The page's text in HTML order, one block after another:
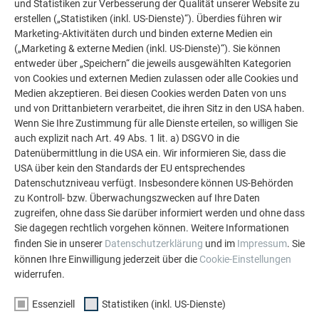
LASSEN SIE SICH INSPIRIEREN
WEITERE OBJEKTE
Die PREFA Referenzgalerie zeigt, wie vielseitig
Aluminium eingesetzt werden kann. Entdecken Sie
weitere beeindruckende Projekte mit den langlebigen
PREFA Aluminiumlösungen für Dach, Solar und
Fassade.
MEHR REFERENZEN ANSEHEN
und Statistiken zur Verbesserung der Qualität unserer Website zu
erstellen („Statistiken (inkl. US-Dienste)“). Überdies führen wir
Marketing-Aktivitäten durch und binden externe Medien ein
(„Marketing & externe Medien (inkl. US-Dienste)“). Sie können
entweder über „Speichern“ die jeweils ausgewählten Kategorien
von Cookies und externen Medien zulassen oder alle Cookies und
Medien akzeptieren. Bei diesen Cookies werden Daten von uns
und von Drittanbietern verarbeitet, die ihren Sitz in den USA haben.
Wenn Sie Ihre Zustimmung für alle Dienste erteilen, so willigen Sie
auch explizit nach Art. 49 Abs. 1 lit. a) DSGVO in die
Datenübermittlung in die USA ein. Wir informieren Sie, dass die
USA über kein den Standards der EU entsprechendes
Datenschutzniveau verfügt. Insbesondere können US-Behörden
zu Kontroll- bzw. Überwachungszwecken auf Ihre Daten
zugreifen, ohne dass Sie darüber informiert werden und ohne dass
Sie dagegen rechtlich vorgehen können. Weitere Informationen
finden Sie in unserer Datenschutzerklärung und im Impressum. Sie
können Ihre Einwilligung jederzeit über die Cookie-Einstellungen
widerrufen.
Essenziell Statistiken (inkl. US-Dienste)